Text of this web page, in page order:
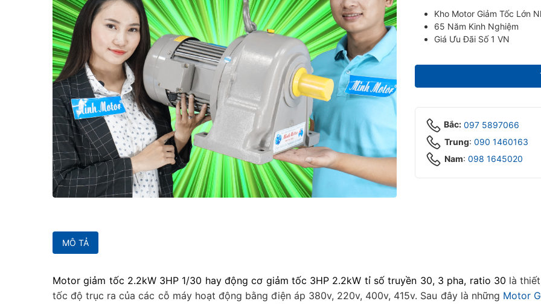
Kho Motor Giảm Tốc Lớn
65 Năm Kinh Nghiệm
Giá Ưu Đãi Số 1 VN
Bắc: 097 5897066
Trung: 090 1460163
Nam: 098 1645020‬
MÔ TẢ
Motor giảm tốc 2.2kW 3HP 1/30 hay động cơ giảm tốc 3HP 2.2kW tỉ số truyền 30, 3 pha, ratio 30 là
tốc độ trục ra của các cỗ máy hoạt động bằng điện áp 380v, 220v, 400v, 415v. Sau đây là những Motor